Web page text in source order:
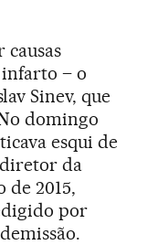
– o
Sinev, que
domingo
esqui de
da
de 2015,
por